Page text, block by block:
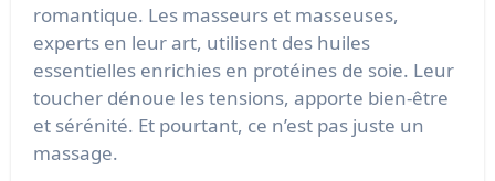
romantique. Les masseurs et masseuses,
experts en leur art, utilisent des huiles
essentielles enrichies en protéines de soie. Leur
toucher dénoue les tensions, apporte bien-être
et sérénité. Et pourtant, ce n’est pas juste un
massage.